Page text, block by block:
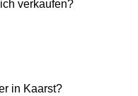
verkaufen?
in Kaarst?